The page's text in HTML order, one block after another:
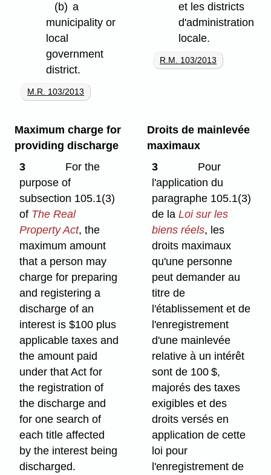
(b) a
municipality or
local
government
district.
M.R. 103/2013
et les districts
d'administration
locale.
R.M. 103/2013
Maximum charge for
providing discharge
3
For the
purpose of
subsection 105.1(3)
of The Real
Property Act, the
maximum amount
that a person may
charge for preparing
and registering a
discharge of an
interest is $100 plus
applicable taxes and
the amount paid
under that Act for
the registration of
the discharge and
for one search of
each title affected
by the interest being
discharged.
Droits de mainlevée
maximaux
3
Pour
l'application du
paragraphe 105.1(3)
de laLoi sur les
biens réels, les
droits maximaux
qu'une personne
peut demander au
titre de
l'établissement et de
l'enregistrement
d'une mainlevée
relative à un intérêt
sont de 100 $,
majorés des taxes
exigibles et des
droits versés en
application de cette
loi pour
l'enregistrement de